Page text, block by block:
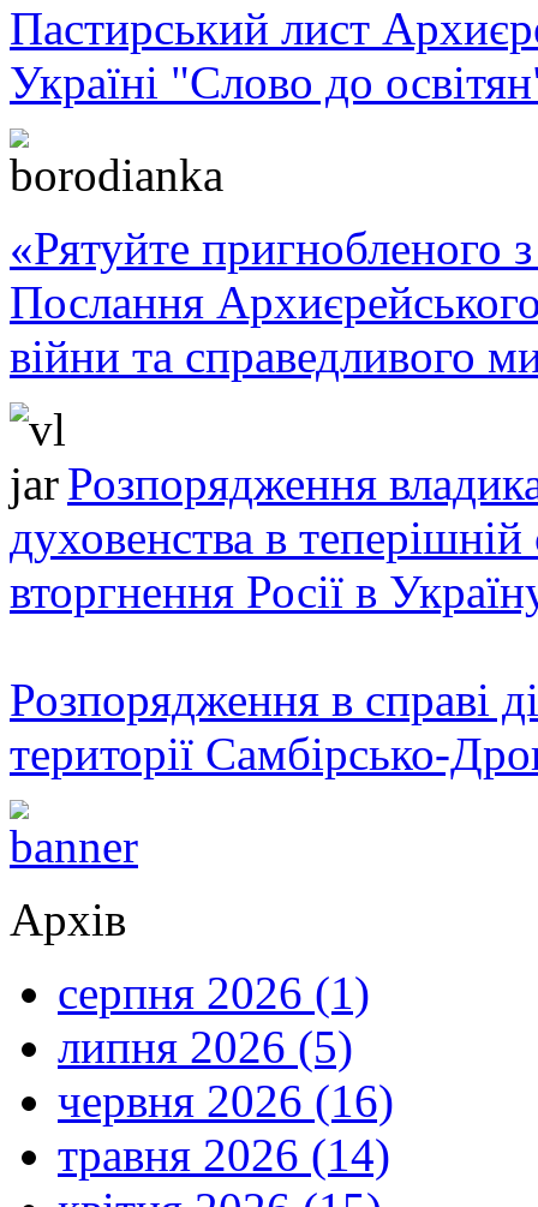
Пастирський лист
Україні "Слово до
«Рятуйте пригнобленого
Послання
війни та справедливого
Розпорядження
духовенства в теперішній
вторгнення Росії в
Розпорядження в справі
території Самбірсько-
Архів
серпня 2026 (1)
липня 2026 (5)
червня 2026 (16)
травня 2026 (14)